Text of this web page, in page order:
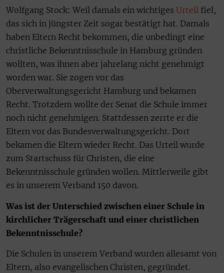
Wolfgang Stock: Weil damals ein wichtiges Urteil fiel,
das sich in jüngster Zeit sogar bestätigt hat. Damals
haben Eltern Recht bekommen, die unbedingt eine
christliche Bekenntnisschule in Hamburg gründen
wollten, was ihnen aber jahrelang nicht genehmigt
worden war. Sie zogen vor das
Oberverwaltungsgericht Hamburg und bekamen
Recht. Trotzdem wollte der Senat die Schule immer
noch nicht genehmigen. Stattdessen zerrte er die
Eltern vor das Bundesverwaltungsgericht. Dort
bekamen die Eltern wieder Recht. Das Urteil wurde
zum Startschuss für Christen, die eine
Bekenntnisschule gründen wollen. Mittlerweile gibt
es in unserem Verband 150 davon.
Was ist der Unterschied zwischen einer Schule in
kirchlicher Trägerschaft und einer christlichen
Bekenntnisschule?
Die Schulen in unserem Verband wurden allesamt von
Eltern, also evangelischen Christen, gegründet.